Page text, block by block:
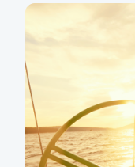
Službu KB
50 tisíc
Děkujeme za vaši
individuální
vy, má úspěch.
abychom pro vás